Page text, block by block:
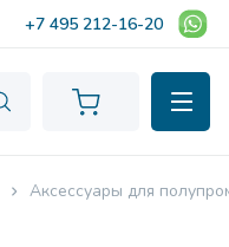
+7 495 212-16-20
Аксессуары для